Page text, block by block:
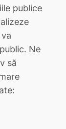
publice
Ne
să